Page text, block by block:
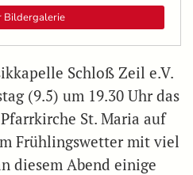
Bildergalerie
Schloß Zeil e.V.
(9.5) um 19.30 Uhr das
St. Maria auf
Frühlingswetter mit viel
diesem Abend einige